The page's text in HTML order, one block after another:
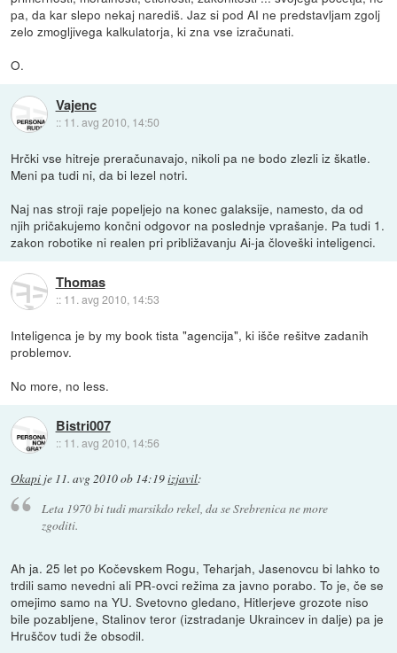
pa, da kar slepo nekaj narediš. Jaz si pod AI ne predstavljam zgolj
zelo zmogljivega kalkulatorja, ki zna vse izračunati.
O.
Vajenc
:: 11. avg 2010, 14:50
Hrčki vse hitreje preračunavajo, nikoli pa ne bodo zlezli iz škatle.
Meni pa tudi ni, da bi lezel notri.
Naj nas stroji raje popeljejo na konec galaksije, namesto, da od
njih pričakujemo končni odgovor na poslednje vprašanje. Pa tudi 1.
zakon robotike ni realen pri približavanju Ai-ja človeški inteligenci.
Thomas
:: 11. avg 2010, 14:53
Inteligenca je by my book tista "agencija", ki išče rešitve zadanih
problemov.
No more, no less.
Bistri007
:: 11. avg 2010, 14:56
Okapi je 11. avg 2010 ob 14:19izjavil:
Leta 1970 bi tudi marsikdo rekel, da se Srebrenica ne more
zgoditi.
Ah ja. 25 let po Kočevskem Rogu, Teharjah, Jasenovcu bi lahko to
trdili samo nevedni ali PR-ovci režima za javno porabo. To je, če se
omejimo samo na YU. Svetovno gledano, Hitlerjeve grozote niso
bile pozabljene, Stalinov teror (izstradanje Ukraincev in dalje) pa je
Hruščov tudi že obsodil.